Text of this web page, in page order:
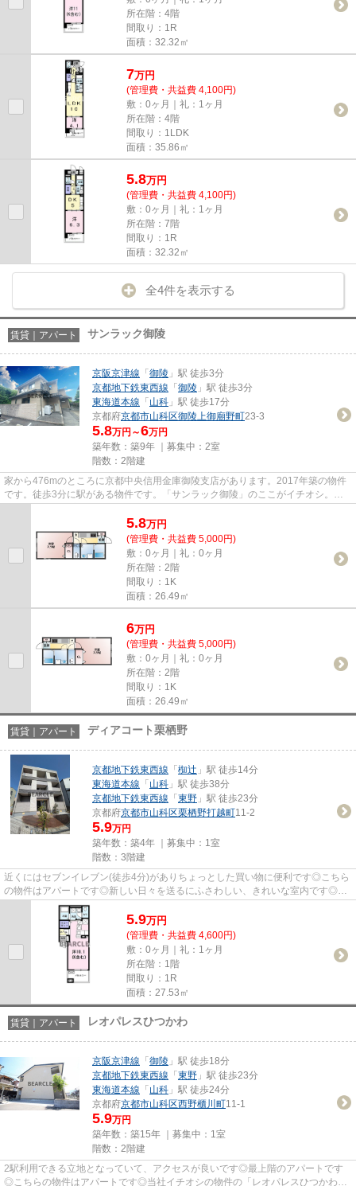
所在階：4階
間取り：1R
面積：32.32㎡
7万円
(管理費・共益費 4,100円)
敷：0ヶ月｜礼：1ヶ月
所在階：4階
間取り：1LDK
面積：35.86㎡
5.8万円
(管理費・共益費 4,100円)
敷：0ヶ月｜礼：1ヶ月
所在階：7階
間取り：1R
面積：32.32㎡
全4件を表示する
賃貸｜アパート サンラック御陵
京阪京津線 「 御陵 」駅 徒歩3分
京都地下鉄東西線 「 御陵 」駅 徒歩3分
東海道本線 「 山科 」駅 徒歩17分
京都府京都市山科区御陵上御廟野町23-3
5.8万円～6万円
築年数：築9年 ｜募集中： 2室
階数：2階建
家から476mのところに京都中央信用金庫御陵支店があります。2017年築の物件
です。徒歩3分に駅がある物件です。「サンラック御陵」のここがイチオシ。ベ
5.8万円
(管理費・共益費 5,000円)
敷：0ヶ月｜礼：0ヶ月
所在階：2階
間取り：1K
面積：26.49㎡
6万円
(管理費・共益費 5,000円)
敷：0ヶ月｜礼：0ヶ月
所在階：2階
間取り：1K
面積：26.49㎡
賃貸｜アパート ディアコート栗栖野
京都地下鉄東西線 「 椥辻 」駅 徒歩14分
東海道本線 「 山科 」駅 徒歩38分
京都地下鉄東西線 「 東野 」駅 徒歩23分
京都府京都市山科区栗栖野打越町11-2
5.9万円
築年数：築4年 ｜募集中： 1室
階数：3階建
近くにはセブンイレブン(徒歩4分)がありちょっとした買い物に便利です◎こちら
の物件はアパートです◎新しい日々を送るにふさわしい、きれいな室内です◎こ
だわりポイント満載のディアコ...
5.9万円
(管理費・共益費 4,600円)
敷：0ヶ月｜礼：1ヶ月
所在階：1階
間取り：1R
面積：27.53㎡
賃貸｜アパート レオパレスひつかわ
京阪京津線 「 御陵 」駅 徒歩18分
京都地下鉄東西線 「 東野 」駅 徒歩23分
東海道本線 「 山科 」駅 徒歩24分
京都府京都市山科区西野櫃川町11-1
5.9万円
築年数：築15年 ｜募集中： 1室
階数：2階建
2駅利用できる立地となっていて、アクセスが良いです◎最上階のアパートです
◎こちらの物件はアパートです◎当社イチオシの物件の「レオパレスひつかわ」